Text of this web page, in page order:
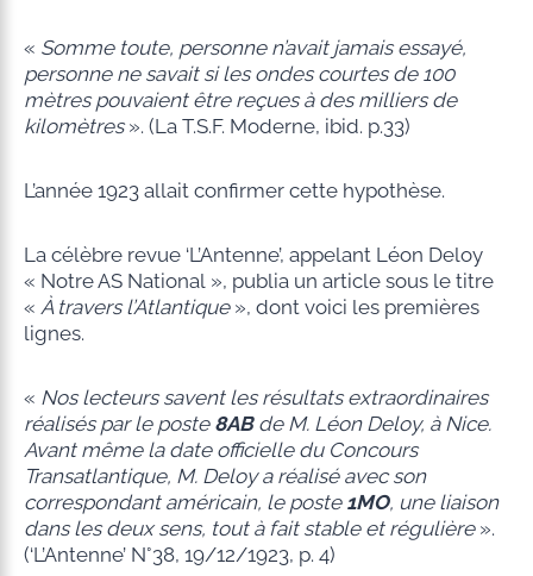
« Somme toute, personne n’avait jamais essayé,
personne ne savait si les ondes courtes de 100
mètres pouvaient être reçues à des milliers de
kilomètres». (La T.S.F. Moderne, ibid. p.33)
L’année 1923 allait confirmer cette hypothèse.
La célèbre revue ‘L’Antenne’, appelant Léon Deloy
« Notre AS National », publia un article sous le titre
« À travers l’Atlantique», dont voici les premières
lignes.
« Nos lecteurs savent les résultats extraordinaires
réalisés par le poste 8ABde M. Léon Deloy, à Nice.
Avant même la date officielle du Concours
Transatlantique, M. Deloy a réalisé avec son
correspondant américain, le poste 1MO, une liaison
dans les deux sens, tout à fait stable et régulière».
(‘L’Antenne’ N°38, 19/12/1923, p. 4)